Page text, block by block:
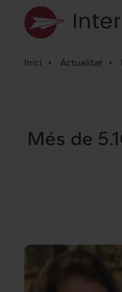
Inici Actualitat
Més de